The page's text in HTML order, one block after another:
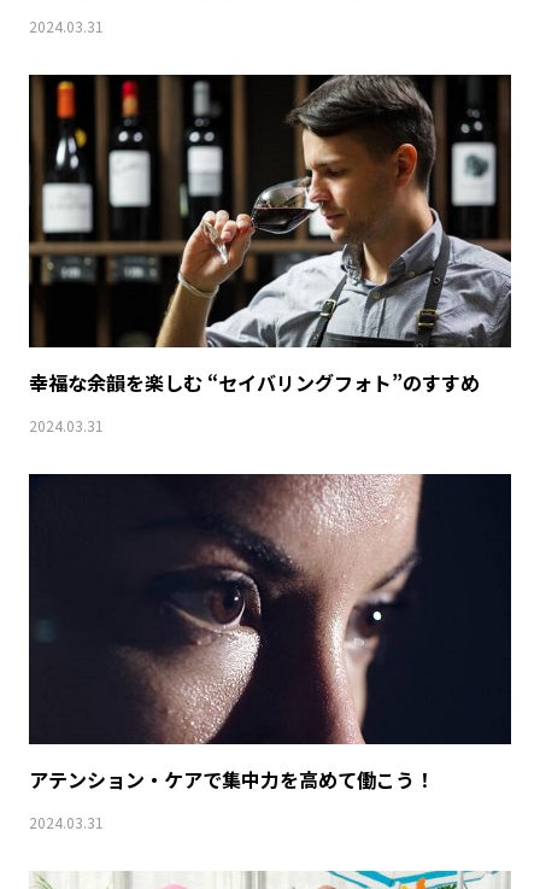
2024.03.31
幸福な余韻を楽しむ “セイバリングフォト”のすすめ
2024.03.31
アテンション・ケアで集中力を高めて働こう！
2024.03.31